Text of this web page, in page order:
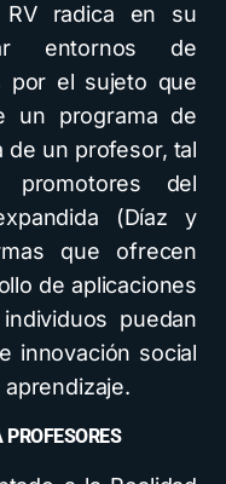
radica en su
entornos de
por el sujeto que
un programa de
de un profesor, tal
del
(Díaz y
que ofrecen
de aplicaciones
puedan
innovación social